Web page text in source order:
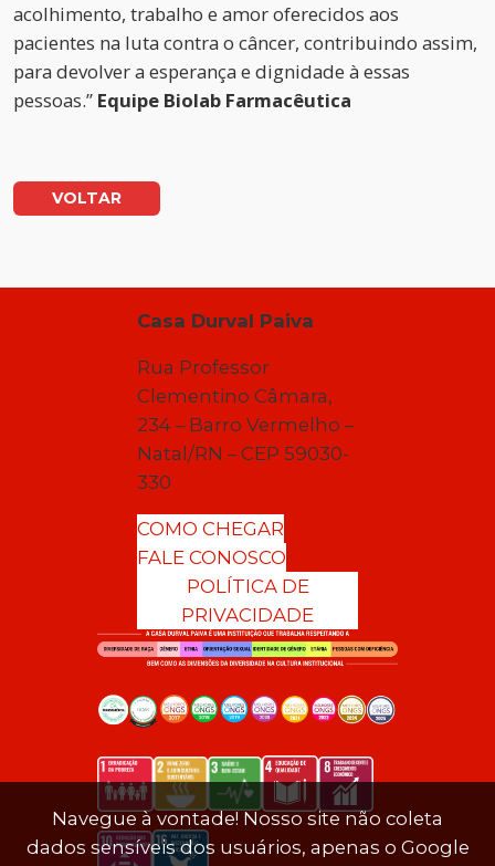
acolhimento, trabalho e amor oferecidos aos
pacientes na luta contra o câncer, contribuindo assim,
para devolver a esperança e dignidade à essas
pessoas.” Equipe Biolab Farmacêutica
VOLTAR
Casa Durval Paiva
Rua Professor
Clementino Câmara,
234 – Barro Vermelho –
Natal/RN – CEP 59030-
330
COMO CHEGAR
FALE CONOSCO
POLÍTICA DE
PRIVACIDADE
Navegue à vontade! Nosso site não coleta
dados sensíveis dos usuários, apenas o Google